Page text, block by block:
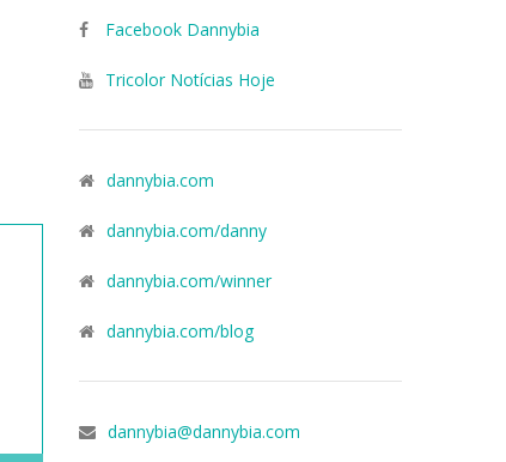
Facebook Dannybia
Tricolor Notícias Hoje
dannybia.com
dannybia.com/danny
dannybia.com/winner
dannybia.com/blog
dannybia@dannybia.com